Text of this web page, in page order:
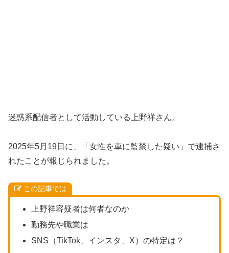
迷惑系配信者として活動している上野祥さん。
2025年5月19日に、「女性を車に監禁した疑い」で逮捕さ
れたことが報じられました。
この記事では
上野祥容疑者は何者なのか
勤務先や職業は
SNS（TikTok、インスタ、X）の特定は？